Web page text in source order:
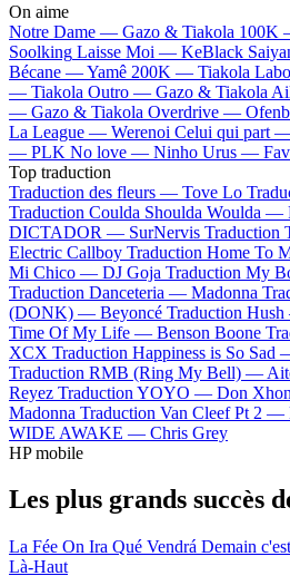
On aime
Notre Dame — Gazo & Tiakola 100K
Soolking Laisse Moi — KeBlack
Bécane —Yamê 200K — Tiakola
— Tiakola Outro — Gazo & Tiakola
— Gazo & Tiakola Overdrive —
La League — Werenoi Celui qui part
— PLK No love — Ninho Urus —
Top traduction
Traduction des fleurs — Tove Lo
Traduction Coulda Shoulda Woulda —
DICTADOR — SurNervis Traduction
Electric Callboy Traduction Home To
Mi Chico — DJ Goja Traduction My
Traduction Danceteria — Madonna
(DONK) — Beyoncé Traduction
Time Of My Life — Benson Boone
XCX Traduction Happiness is So Sad
Traduction RMB (Ring My Bell) —
Reyez Traduction YOYO — Don
Madonna Traduction Van Cleef Pt 2 —
WIDE AWAKE — Chris Grey
HP mobile
Les plus grands succès
La Fée On Ira Qué Vendrá Demain
Là-Haut